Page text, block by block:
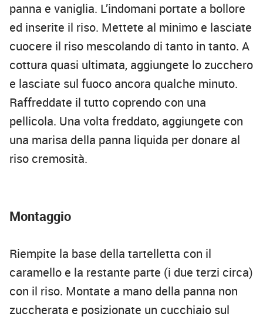
panna e vaniglia. L’indomani portate a bollore
ed inserite il riso. Mettete al minimo e lasciate
cuocere il riso mescolando di tanto in tanto. A
cottura quasi ultimata, aggiungete lo zucchero
e lasciate sul fuoco ancora qualche minuto.
Raffreddate il tutto coprendo con una
pellicola. Una volta freddato, aggiungete con
una marisa della panna liquida per donare al
riso cremosità.
Montaggio
Riempite la base della tartelletta con il
caramello e la restante parte (i due terzi circa)
con il riso. Montate a mano della panna non
zuccherata e posizionate un cucchiaio sul